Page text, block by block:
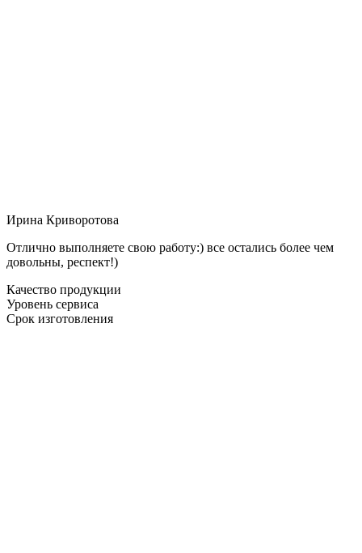
Ирина Криворотова
Отлично выполняете свою работу:) все остались более чем
довольны, респект!)
Качество продукции
Уровень сервиса
Срок изготовления